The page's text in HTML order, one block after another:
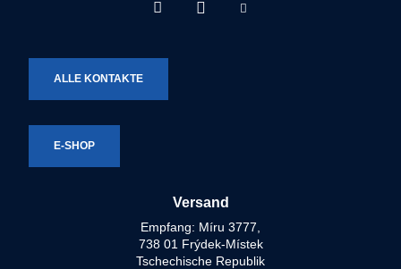
ALLE KONTAKTE
E-SHOP
Versand
Empfang: Míru 3777,
738 01 Frýdek-Místek
Tschechische Republik